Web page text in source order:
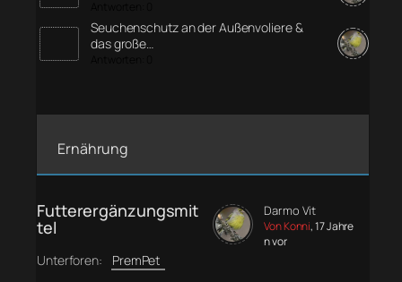
Seuchenschutz an der Außenvoliere &
das große…
Ernährung
Futterergänzungsmit
tel
Unterforen: PremPet
Darmo Vit
Von Konni, 17 Jahre
n vor